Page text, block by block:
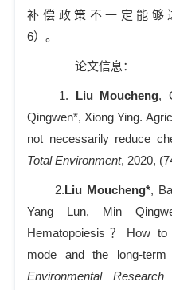
补偿政策不一定能够
6）。
论文信息：
1. Liu Moucheng,
Qingwen*, Xiong Ying.
not necessarily reduce
Total Environment, 2020,
2.Liu Moucheng*,
Yang Lun, Min
Hematopoiesis ？ How to
mode and the long-term
Environmental Research